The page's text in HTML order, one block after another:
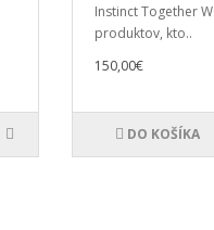
Instinct Together
produktov, kto..
150,00€
DO KOŠÍKA